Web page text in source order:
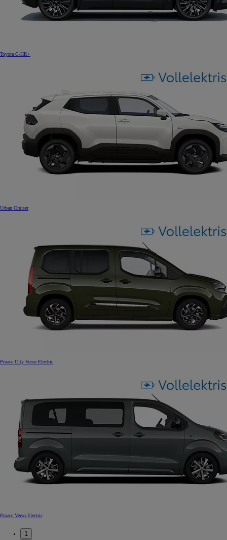
Toyota C-HR+
Urban Cruiser
Proace City Verso Electric
Proace Verso Electric
1